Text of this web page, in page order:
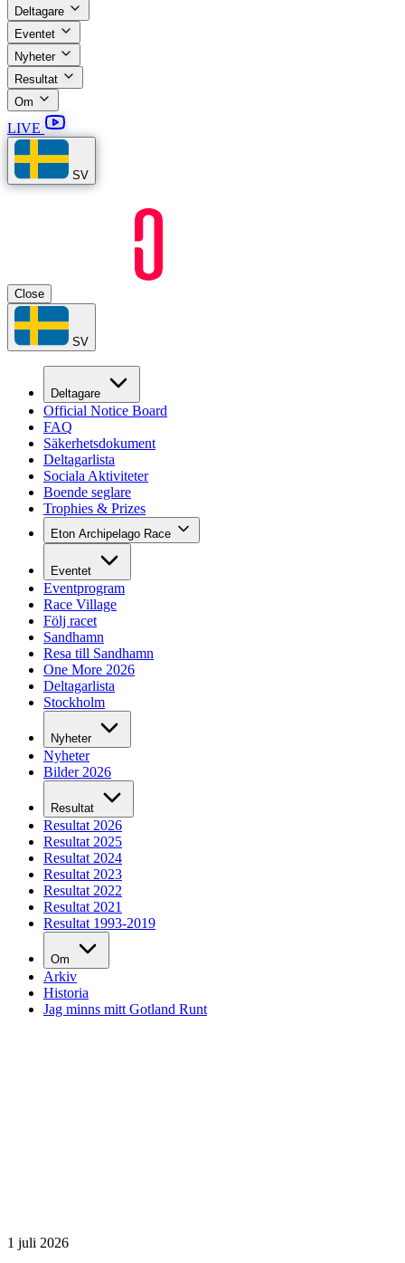
Deltagare
Eventet
Nyheter
Resultat
Om
LIVE
SV
Close
SV
Deltagare
Official Notice Board
FAQ
Säkerhetsdokument
Deltagarlista
Sociala Aktiviteter
Boende seglare
Trophies & Prizes
Eton Archipelago Race
Eventet
Eventprogram
Race Village
Följ racet
Sandhamn
Resa till Sandhamn
One More 2026
Deltagarlista
Stockholm
Nyheter
Nyheter
Bilder 2026
Resultat
Resultat 2026
Resultat 2025
Resultat 2024
Resultat 2023
Resultat 2022
Resultat 2021
Resultat 1993-2019
Om
Arkiv
Historia
Jag minns mitt Gotland Runt
1 juli 2026